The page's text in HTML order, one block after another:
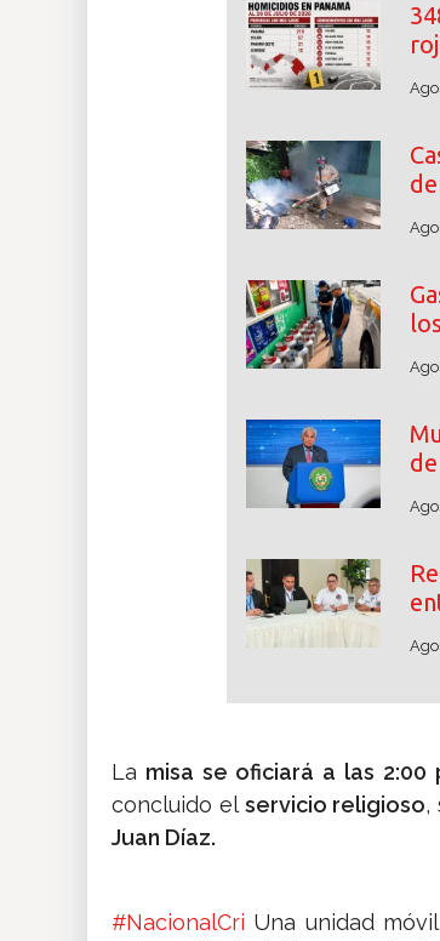
La misa se oficiará a las 2:00
concluido elservicio religioso,
Juan Díaz.
#NacionalCri Una unidad